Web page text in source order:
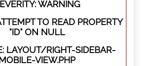
WARNING
TO READ PROPERTY
"ID" ON NULL
LAYOUT/RIGHT-SIDEBAR-
VIEW.PHP